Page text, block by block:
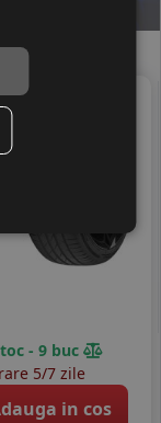
- 9 buc
5/7 zile
in cos